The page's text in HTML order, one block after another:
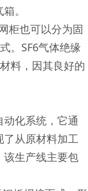
。
柜也可以分为固
。SF6气体绝缘
料，因其良好的
化系统，它通
从原材料加工
该生产线主要包